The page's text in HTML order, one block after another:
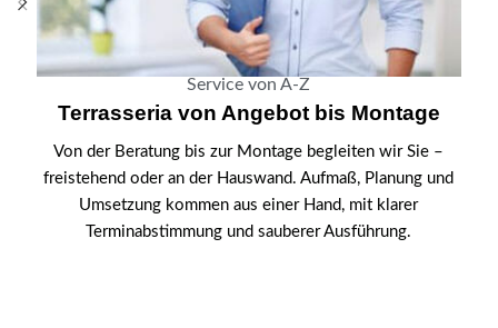
Service von A-Z
Terrasseria von Angebot bis Montage
Von der Beratung bis zur Montage begleiten wir Sie –
freistehend oder an der Hauswand. Aufmaß, Planung und
Umsetzung kommen aus einer Hand, mit klarer
Terminabstimmung und sauberer Ausführung.